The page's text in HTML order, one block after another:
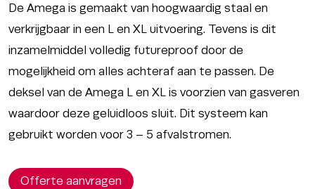
De Amega is gemaakt van hoogwaardig staal en
verkrijgbaar in een L en XL uitvoering. Tevens is dit
inzamelmiddel volledig futureproof door de
mogelijkheid om alles achteraf aan te passen. De
deksel van de Amega L en XL is voorzien van gasveren
waardoor deze geluidloos sluit. Dit systeem kan
gebruikt worden voor 3 – 5 afvalstromen.
Offerte aanvragen